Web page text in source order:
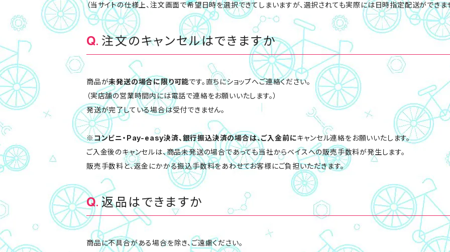
（当サイトの仕様上、注文画面で希望日時を選択できてしまいますが、選択されても実際には日時指定配送ができませ
注文のキャンセルはできますか
商品が未発送の場合に限り可能です。直ちにショップへご連絡ください。
（実店舗の営業時間内には電話で連絡をお願いいたします。）
発送が完了している場合は受付できません。
※コンビニ・Pay-easy決済、銀行振込決済の場合は、ご入金前にキャンセル連絡をお願いいたします。
ご入金後のキャンセルは、商品未発送の場合であっても当社からベイスへの販売手数料が発生します。
販売手数料と、返金にかかる振込手数料をあわせてお客様にご負担いただきます。
返品はできますか
商品に不具合がある場合を除き、ご遠慮ください。